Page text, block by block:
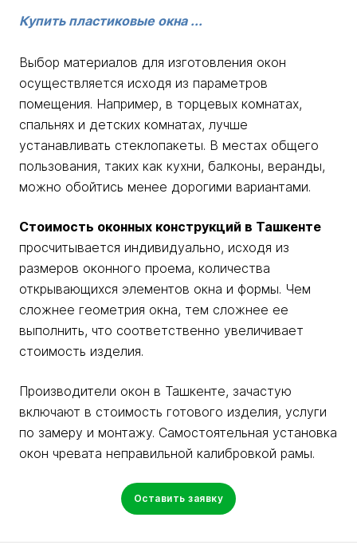
Купить пластиковые окна ...
Выбор материалов для изготовления окон
осуществляется исходя из параметров
помещения. Например, в торцевых комнатах,
спальнях и детских комнатах, лучше
устанавливать стеклопакеты. В местах общего
пользования, таких как кухни, балконы, веранды,
можно обойтись менее дорогими вариантами.
Стоимость оконных конструкций в Ташкенте
просчитывается индивидуально, исходя из
размеров оконного проема, количества
открывающихся элементов окна и формы. Чем
сложнее геометрия окна, тем сложнее ее
выполнить, что соответственно увеличивает
стоимость изделия.
Производители окон в Ташкенте, зачастую
включают в стоимость готового изделия, услуги
по замеру и монтажу. Самостоятельная установка
окон чревата неправильной калибровкой рамы.
Оставить заявку